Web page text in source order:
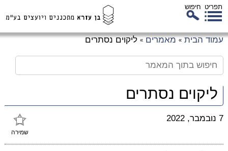
תפריט חיפוש
עמוד הבית » מאמרים » ליקוים נסתרים
ליקוים נסתרים
שמירה
7 נובמבר, 2022